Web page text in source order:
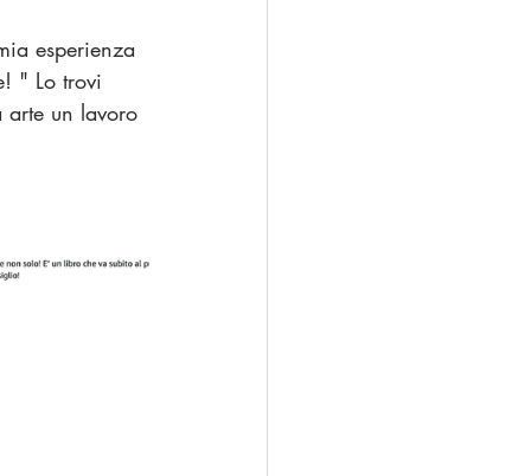
esperienza
" Lo trovi
arte un lavoro